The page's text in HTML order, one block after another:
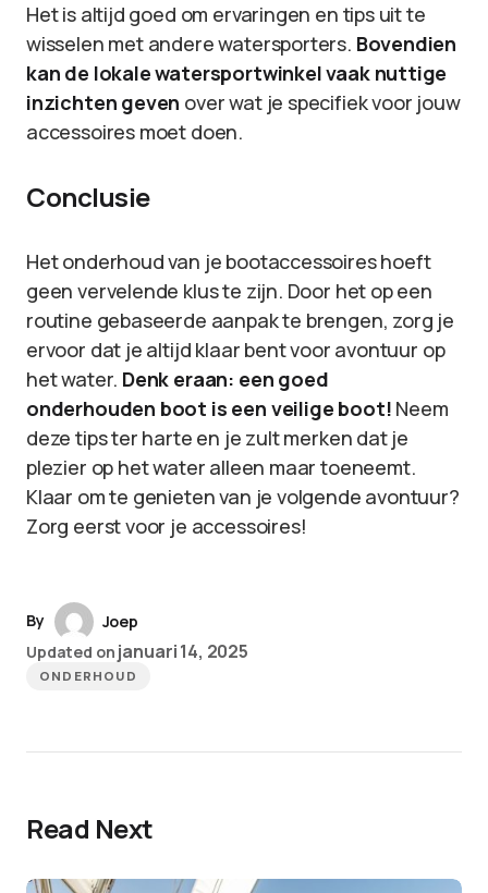
Het is altijd goed om ervaringen en tips uit te
wisselen met andere watersporters. Bovendien
kan de lokale watersportwinkel vaak nuttige
inzichten geven over wat je specifiek voor jouw
accessoires moet doen.
Conclusie
Het onderhoud van je bootaccessoires hoeft
geen vervelende klus te zijn. Door het op een
routine gebaseerde aanpak te brengen, zorg je
ervoor dat je altijd klaar bent voor avontuur op
het water. Denk eraan: een goed
onderhouden boot is een veilige boot! Neem
deze tips ter harte en je zult merken dat je
plezier op het water alleen maar toeneemt.
Klaar om te genieten van je volgende avontuur?
Zorg eerst voor je accessoires!
By
Joep
Updated on januari 14, 2025
ONDERHOUD
Read Next